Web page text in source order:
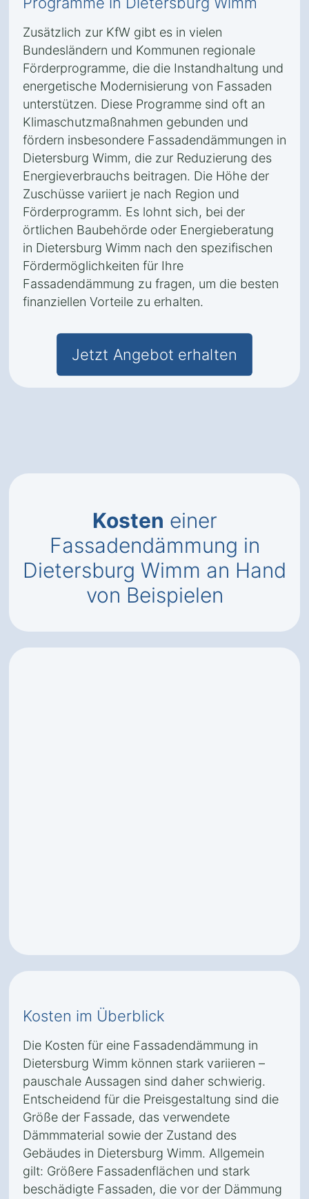
Zusätzlich zur KfW gibt es in vielen
Bundesländern und Kommunen regionale
Förderprogramme, die die Instandhaltung und
energetische Modernisierung von Fassaden
unterstützen. Diese Programme sind oft an
Klimaschutzmaßnahmen gebunden und
fördern insbesondere Fassadendämmungen in
Dietersburg Wimm, die zur Reduzierung des
Energieverbrauchs beitragen. Die Höhe der
Zuschüsse variiert je nach Region und
Förderprogramm. Es lohnt sich, bei der
örtlichen Baubehörde oder Energieberatung
in Dietersburg Wimm nach den spezifischen
Fördermöglichkeiten für Ihre
Fassadendämmung zu fragen, um die besten
finanziellen Vorteile zu erhalten.
Jetzt Angebot erhalten
Kosten einer
Fassadendämmung in
Dietersburg Wimm an Hand
von Beispielen
Kosten im Überblick
Die Kosten für eine Fassadendämmung in
Dietersburg Wimm können stark variieren –
pauschale Aussagen sind daher schwierig.
Entscheidend für die Preisgestaltung sind die
Größe der Fassade, das verwendete
Dämmmaterial sowie der Zustand des
Gebäudes in Dietersburg Wimm. Allgemein
gilt: Größere Fassadenflächen und stark
beschädigte Fassaden, die vor der Dämmung